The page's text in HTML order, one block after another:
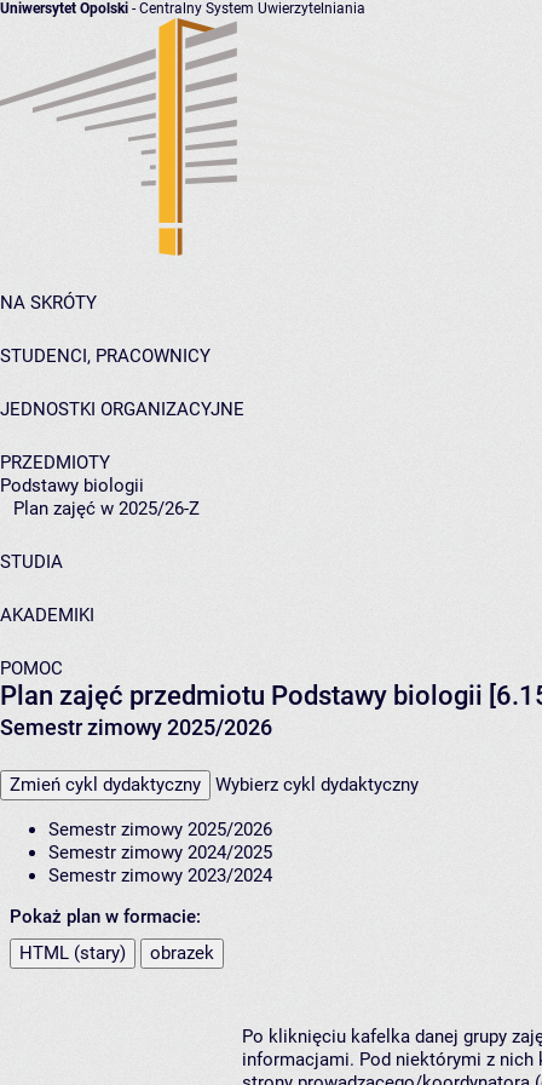
Uniwersytet Opolski - Centralny System Uwierzytelniania
NA SKRÓTY
STUDENCI, PRACOWNICY
JEDNOSTKI ORGANIZACYJNE
PRZEDMIOTY
Podstawy biologii
Plan zajęć w 2025/26-Z
STUDIA
AKADEMIKI
POMOC
Plan zajęć przedmiotu Podstawy biologii
Semestr zimowy 2025/2026
Zmień cykl dydaktyczny Wybierz cykl dydaktyczny
Semestr zimowy 2025/2026
Semestr zimowy 2024/2025
Semestr zimowy 2023/2024
Pokaż plan w formacie:
HTML (stary)
obrazek
Po kliknięciu kafelka danej grupy
informacjami. Pod niektórymi z nich